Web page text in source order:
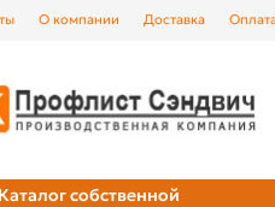
О компании Доставка
Каталог собственной